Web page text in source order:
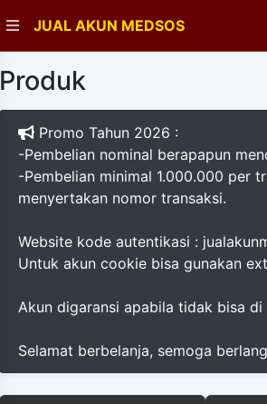
JUAL AKUN MEDSOS
Produk
Promo Tahun 2026 :
-Pembelian nominal berapapun
-Pembelian minimal 1.000.000 per
menyertakan nomor transaksi.
Website kode autentikasi :
Untuk akun cookie bisa gunakan
Akun digaransi apabila tidak bisa
Selamat berbelanja, semoga